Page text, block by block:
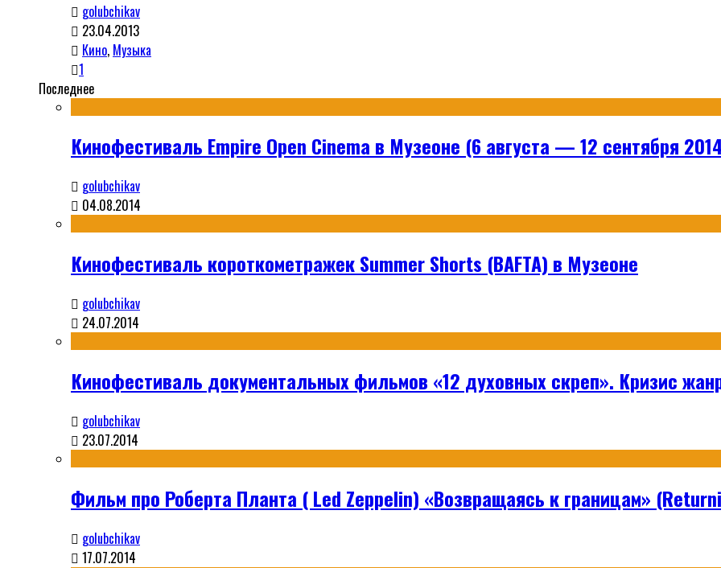
golubchikav
23.04.2013
Кино, Музыка
1
Последнее
Кинофестиваль Empire Open Cinema в Музеоне (6 августа — 12 сентября
golubchikav
04.08.2014
Кинофестиваль короткометражек Summer Shorts (BAFTA) в Музеоне
golubchikav
24.07.2014
Кинофестиваль документальных фильмов «12 духовных скреп». Кризис
golubchikav
23.07.2014
Фильм про Роберта Планта ( Led Zeppelin) «Возвращаясь к границам»
golubchikav
17.07.2014